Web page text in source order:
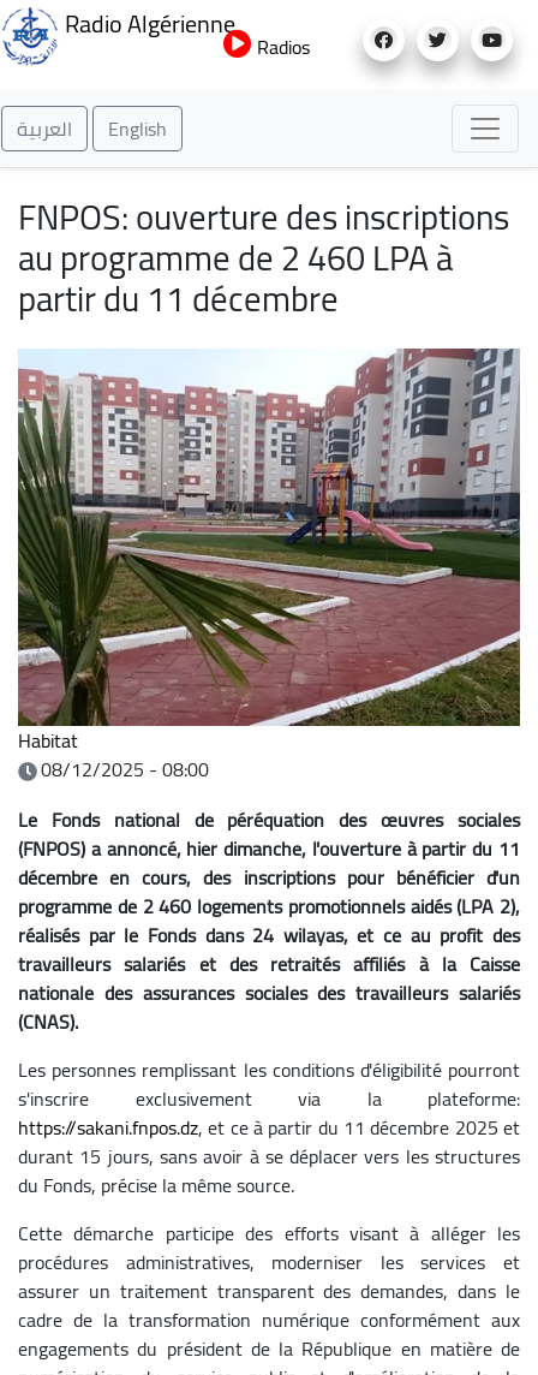
au
Radio Algérienne
Radios
العربية English
FNPOS: ouverture des inscriptions
au programme de 2 460 LPA à
partir du 11 décembre
Habitat
08/12/2025 - 08:00
Le Fonds national de péréquation des œuvres sociales
(FNPOS) a annoncé, hier dimanche, l'ouverture à partir du 11
décembre en cours, des inscriptions pour bénéficier d'un
programme de 2 460 logements promotionnels aidés (LPA 2),
réalisés par le Fonds dans 24 wilayas, et ce au profit des
travailleurs salariés et des retraités affiliés à la Caisse
nationale des assurances sociales des travailleurs salariés
(CNAS).
Les personnes remplissant les conditions d'éligibilité pourront
s'inscrire exclusivement via la plateforme:
https://sakani.fnpos.dz, et ce à partir du 11 décembre 2025 et
durant 15 jours, sans avoir à se déplacer vers les structures
du Fonds, précise la même source.
Cette démarche participe des efforts visant à alléger les
procédures administratives, moderniser les services et
assurer un traitement transparent des demandes, dans le
cadre de la transformation numérique conformément aux
engagements du président de la République en matière de